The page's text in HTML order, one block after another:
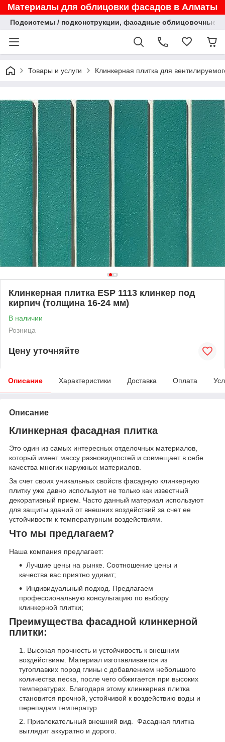
Материалы для облицовки фасадов в Алматы
Подсистемы / подконструкции, фасадные облицовочные
Товары и услуги Клинкерная плитка для
Клинкерная плитка ESP 1113 клинкер под
кирпич (толщина 16-24 мм)
В наличии
Розница
Цену уточняйте
Описание Характеристики Доставка Оплата
Описание
Клинкерная фасадная плитка
Это один из самых интересных отделочных материалов,
который имеет массу разновидностей и совмещает в себе
качества многих наружных материалов.
За счет своих уникальных свойств фасадную клинкерную
плитку уже давно используют не только как известный
декоративный прием. Часто данный материал используют
для защиты зданий от внешних воздействий за счет ее
устойчивости к температурным воздействиям.
Что мы предлагаем?
Наша компания предлагает:
Лучшие цены на рынке. Соотношение цены и
качества вас приятно удивит;
Индивидуальный подход. Предлагаем
профессиональную консультацию по выбору
клинкерной плитки;
Преимущества фасадной клинкерной
плитки:
Высокая прочность и устойчивость к внешним
воздействиям. Материал изготавливается из
тугоплавких пород глины с добавлением небольшого
количества песка, после чего обжигается при высоких
температурах. Благодаря этому клинкерная плитка
становится прочной, устойчивой к воздействию воды и
перепадам температур.
Привлекательный внешний вид. Фасадная плитка
выглядит аккуратно и дорого.